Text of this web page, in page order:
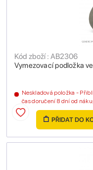
Vymezovací podložka
Kód zboží : AB2306
Neskladová položka -
čas doručení 8 dní od
PŘIDAT DO